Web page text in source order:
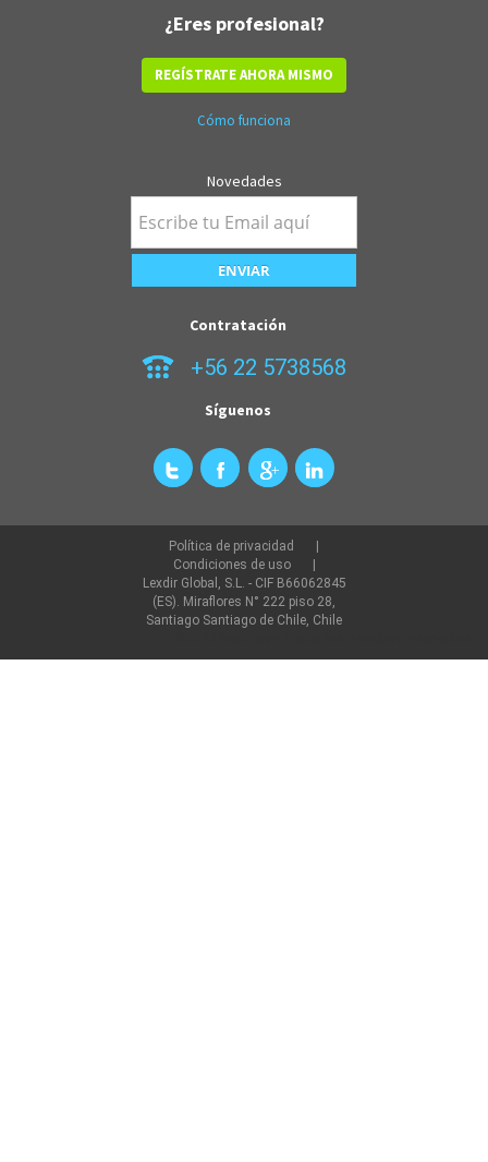
¿Eres profesional?
REGÍSTRATE AHORA MISMO
Cómo funciona
Novedades
Contratación
+56 22 5738568
Síguenos
Política de privacidad
Condiciones de uso
Lexdir Global, S.L. - CIF B66062845
(ES). Miraflores N° 222 piso 28,
Santiago Santiago de Chile, Chile